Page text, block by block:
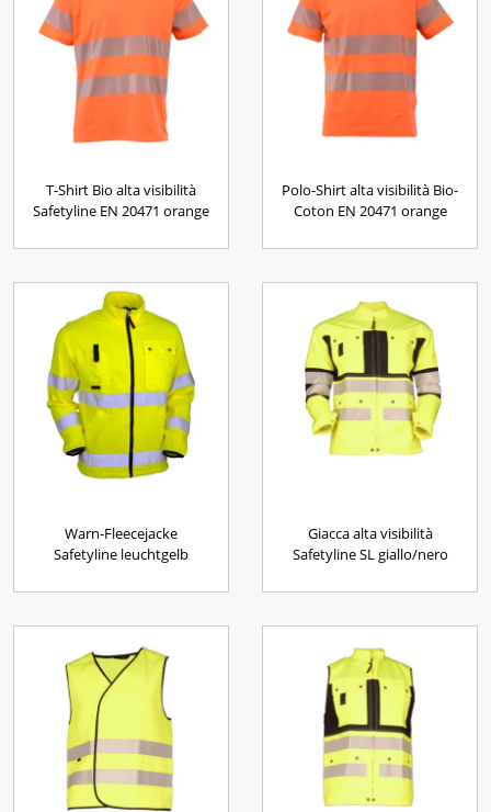
T-Shirt Bio alta visibilità
Safetyline EN 20471 orange
Polo-Shirt alta visibilità Bio-
Coton EN 20471 orange
Warn-Fleecejacke
Safetyline leuchtgelb
Giacca alta visibilità
Safetyline SL giallo/nero